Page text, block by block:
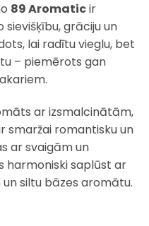
89 Aromaticir
sievišķību, grāciju un
lai radītu vieglu, bet
– piemērots gan
ar izsmalcinātām,
smaržai romantisku un
ar svaigām un
harmoniski saplūst ar
siltu bāzes aromātu.